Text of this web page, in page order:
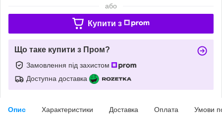
або
Купити з
Що таке купити з Пром?
Замовлення під захистом
Доступна доставка
Опис Характеристики Доставка Оплата Умови